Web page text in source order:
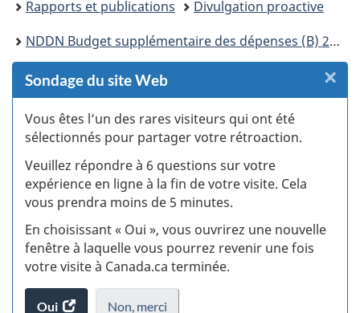
ici :
Rapports et publications
Divulgation proactive
NDDN Budget supplémentaire des dépenses (B) 2023-2024
Sondage du site Web
Vous êtes l’un des rares visiteurs qui ont été
sélectionnés pour partager votre rétroaction.
Veuillez répondre à 6 questions sur votre
expérience en ligne à la fin de votre visite. Cela
vous prendra moins de 5 minutes.
En choisissant « Oui », vous ouvrirez une nouvelle
fenêtre à laquelle vous pourrez revenir une fois
votre visite à Canada.ca terminée.
Oui
accéderNon, je
merci
×